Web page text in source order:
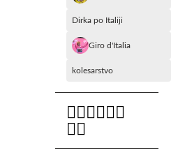
Dirka po Italiji
Giro d'Italia
kolesarstvo